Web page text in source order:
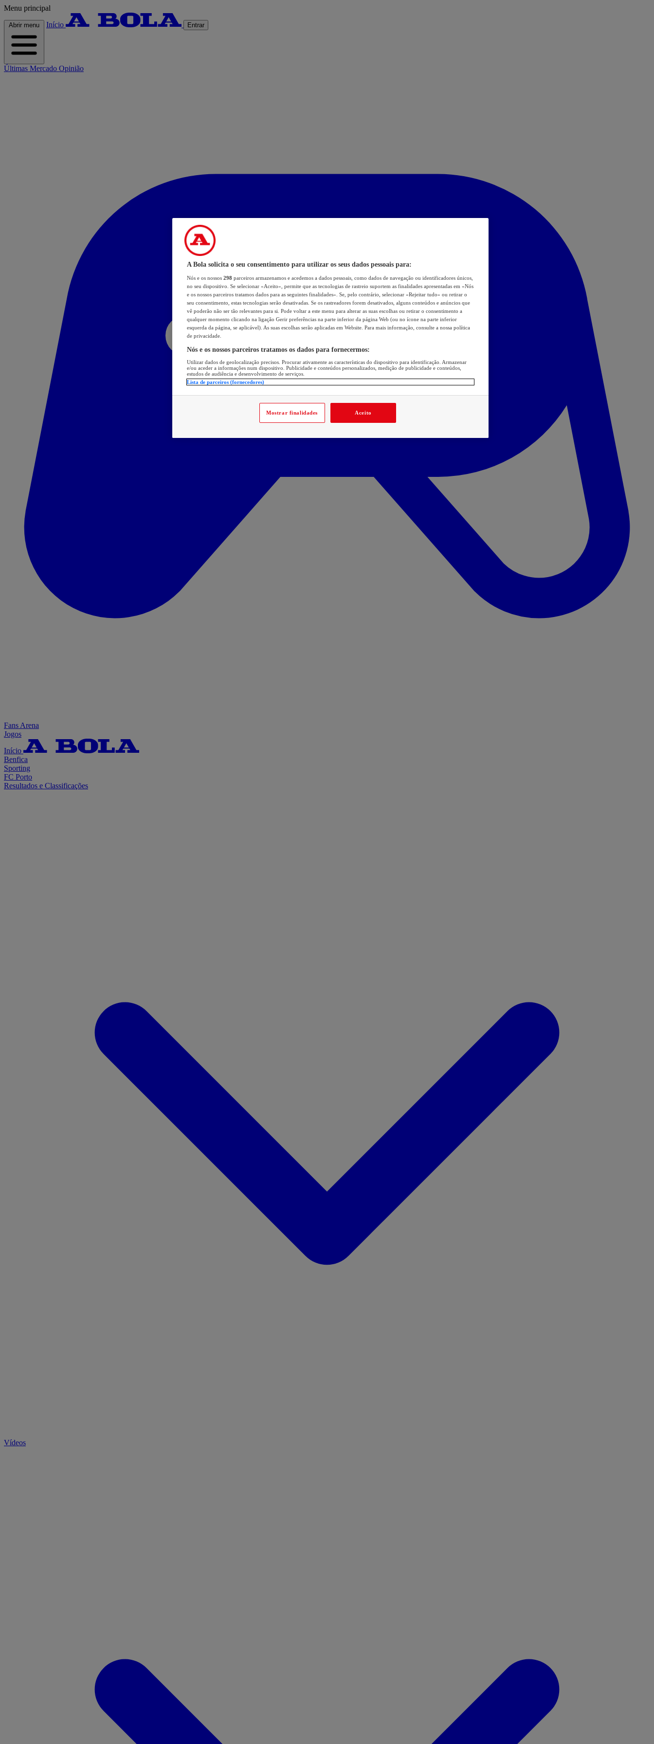
Menu principal
Abrir menu Início Entrar
Últimas Mercado Opinião
Fans Arena
Jogos
Início
Benfica
Sporting
FC Porto
Resultados e Classificações
Vídeos
A Bola solicita o seu consentimento para utilizar os seus dados pessoais para:
Nós e os nossos 298 parceiros armazenamos e acedemos a dados pessoais, como dados de navegação ou identificadores únicos,
no seu dispositivo. Se selecionar «Aceito», permite que as tecnologias de rastreio suportem as finalidades apresentadas em «Nós
e os nossos parceiros tratamos dados para as seguintes finalidades». Se, pelo contrário, selecionar «Rejeitar tudo» ou retirar o
seu consentimento, estas tecnologias serão desativadas. Se os rastreadores forem desativados, alguns conteúdos e anúncios que
vê poderão não ser tão relevantes para si. Pode voltar a este menu para alterar as suas escolhas ou retirar o consentimento a
qualquer momento clicando na ligação Gerir preferências na parte inferior da página Web (ou no ícone na parte inferior
esquerda da página, se aplicável). As suas escolhas serão aplicadas em Website. Para mais informação, consulte a nossa política
de privacidade.
Nós e os nossos parceiros tratamos os dados para fornecermos:
Utilizar dados de geolocalização precisos. Procurar ativamente as características do dispositivo para identificação. Armazenar
e/ou aceder a informações num dispositivo. Publicidade e conteúdos personalizados, medição de publicidade e conteúdos,
estudos de audiência e desenvolvimento de serviços.
Lista de parceiros (fornecedores)
Mostrar finalidades Aceito